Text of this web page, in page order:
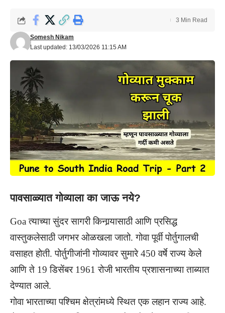
Last updated: 13/03/2026 11:15 AM
Somesh Nikam
3 Min Read
पावसाळ्यात गोव्याला का जाऊ नये?
Goa त्याच्या सुंदर सागरी किनार्‍यासाठी आणि प्रसिद्ध
वास्तुकलेसाठी जगभर ओळखला जातो. गोवा पूर्वी पोर्तुगालची
वसाहत होती. पोर्तुगीजांनी गोव्यावर सुमारे 450 वर्षे राज्य केले
आणि ते 19 डिसेंबर 1961 रोजी भारतीय प्रशासनाच्या ताब्यात
देण्यात आले.
गोवा भारताच्या पश्चिम क्षेत्रांमध्ये स्थित एक लहान राज्य आहे.